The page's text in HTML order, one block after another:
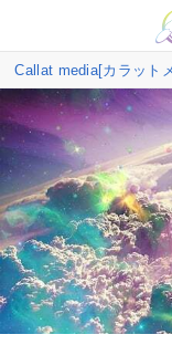
Callat media[カラット